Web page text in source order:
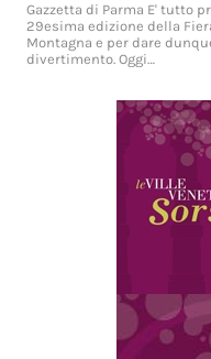
Gazzetta di Parma E' tutto
29esima edizione della
Montagna e per dare
divertimento. Oggi…